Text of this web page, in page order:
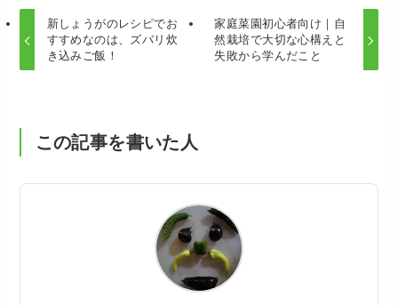
新しょうがのレシピでお
すすめなのは、ズバリ炊
き込みご飯！
家庭菜園初心者向け｜自
然栽培で大切な心構えと
失敗から学んだこと
この記事を書いた人